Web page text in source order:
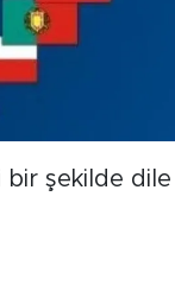
bir şekilde dile